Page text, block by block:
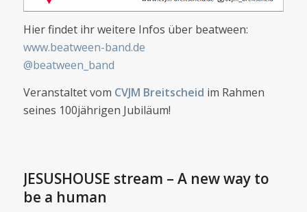
Hier findet ihr weitere Infos über beatween:
www.beatween-band.de
@beatween_band
Veranstaltet vom CVJM Breitscheid im Rahmen
seines 100jährigen Jubiläum!
JESUSHOUSE stream – A new way to
be a human